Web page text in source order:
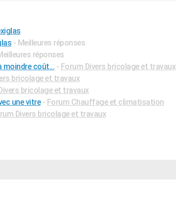
- Meilleures réponses
réponses
moindre coût... - Forum Divers bricolage et travaux
bricolage et travaux
bricolage et travaux
une vitre - Forum Chauffage et climatisation
Divers bricolage et travaux